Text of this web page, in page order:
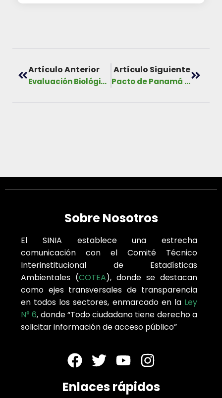
Artículo Anterior
Evaluación Biológica del Ecosistema de Páramo de Panamá – Cerros Fábrega-Itamut
Artículo Siguiente
Pacto de Panamá con la naturaleza
Sobre Nosotros
El SINIA establece una estrecha
comunicación con el Comité Técnico
Interinstitucional de Estadísticas
Ambientales (COTEA), donde se destacan
como ejes transversales de transparencia
en todos los sectores, enmarcado en la Ley
N° 6, donde “Todo ciudadano tiene derecho a
solicitar información de acceso público”
Enlaces rápidos